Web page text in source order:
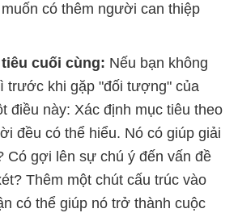
có thêm người can thiệp
cuối cùng: Nếu bạn không
trước khi gặp "đối tượng" của
điều này: Xác định mục tiêu theo
đều có thể hiểu. Nó có giúp giải
Có gợi lên sự chú ý đến vấn đề
Thêm một chút cấu trúc vào
có thể giúp nó trở thành cuộc